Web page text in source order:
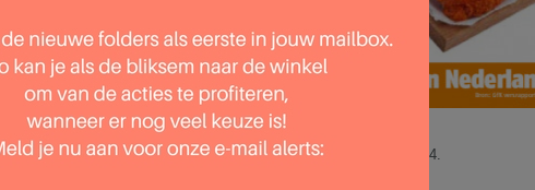
pagina's van de Poiesz folder, geldig van 28.10.2024 tot 03.11.2024.